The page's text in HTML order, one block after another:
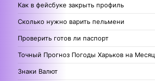
Как в фейсбуке закрыть профиль
Сколько нужно варить пельмени
Проверить готов ли паспорт
Точный Прогноз Погоды Харьков на Месяц
Знаки Валют